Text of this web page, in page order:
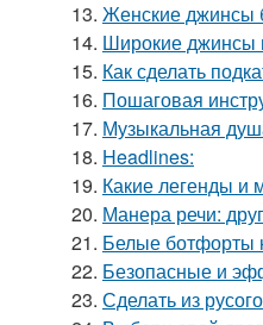
13. Женские джинсы
14. Широкие джинсы
15. Как сделать
16. Пошаговая
17. Музыкальная
18. Headlines:
19. Какие легенды и
20. Манера речи:
21. Белые ботфорты
22. Безопасные и
23. Сделать из